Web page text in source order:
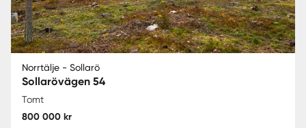
Norrtälje - Sollarö
Sollarövägen 54
Tomt
800 000 kr